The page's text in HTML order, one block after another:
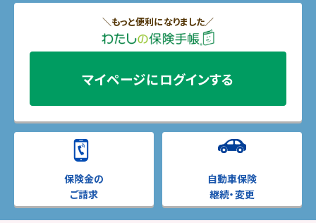
＼もっと便利になりました／
マイページにログインする
保険金の
ご請求
自動車保険
継続・変更